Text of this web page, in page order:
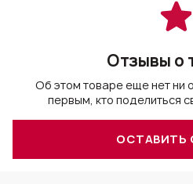
Отзывы о
Об этом товаре еще нет ни
первым, кто поделиться
ОСТАВИТЬ